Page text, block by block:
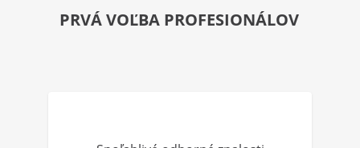
PRVÁ VOĽBA PROFESIONÁLOV